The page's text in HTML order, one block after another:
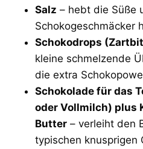
Salz – hebt die Süße
Schokogeschmäcker
Schokodrops
kleine schmelzende
die extra
Schokolade für das
oder Vollmilch) plus
Butter – verleiht den
typischen knusprigen